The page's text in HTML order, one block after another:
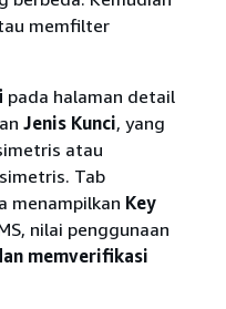
memfilter
pada halaman detail
Jenis Kunci, yang
atau
Tab
menampilkan Key
nilai penggunaan
memverifikasi